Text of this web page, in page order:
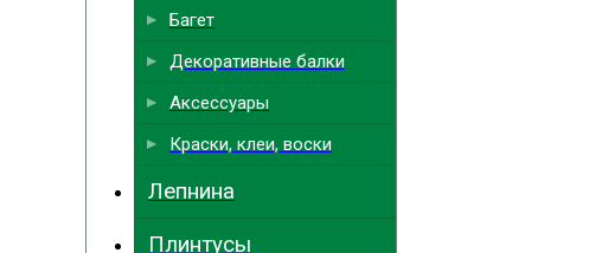
Багет
Декоративные балки
Аксессуары
Краски, клеи, воски
Лепнина
Плинтусы